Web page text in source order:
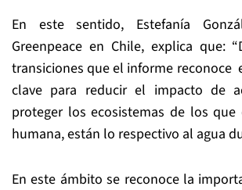
En este sentido, Estefanía
Greenpeace en Chile, explica que:
transiciones que el informe reconoce
clave para reducir el impacto de
proteger los ecosistemas de los que
humana, están lo respectivo al agua
En este ámbito se reconoce la